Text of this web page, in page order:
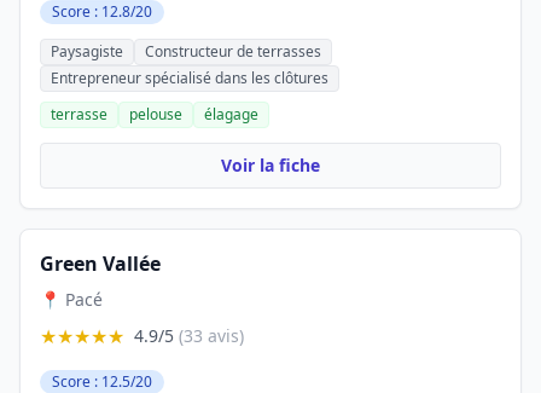
Score : 12.8/20
Paysagiste
Constructeur de terrasses
Entrepreneur spécialisé dans les clôtures
terrasse
pelouse élagage
Voir la fiche
Green Vallée
📍 Pacé
★★★★★ 4.9/5 (33 avis)
Score : 12.5/20